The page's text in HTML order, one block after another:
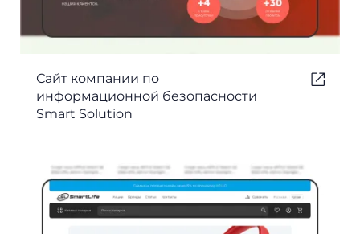
Сайт компании по
информационной безопасности
Smart Solution